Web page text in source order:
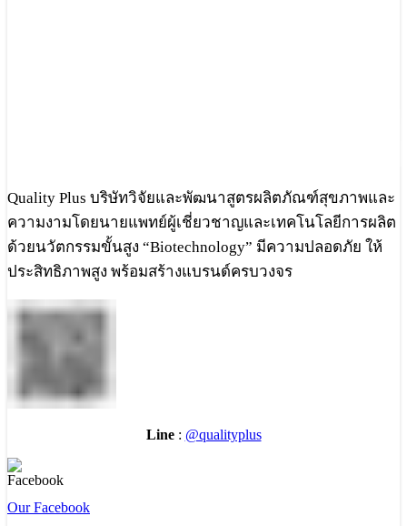
Quality Plus บริษัทวิจัยและพัฒนาสูตรผลิตภัณฑ์สุขภาพและ
ความงามโดยนายแพทย์ผู้เชี่ยวชาญและเทคโนโลยีการผลิต
ด้วยนวัตกรรมขั้นสูง “Biotechnology” มีความปลอดภัย ให้
ประสิทธิภาพสูง พร้อมสร้างแบรนด์ครบวงจร
Line: @qualityplus
Our Facebook